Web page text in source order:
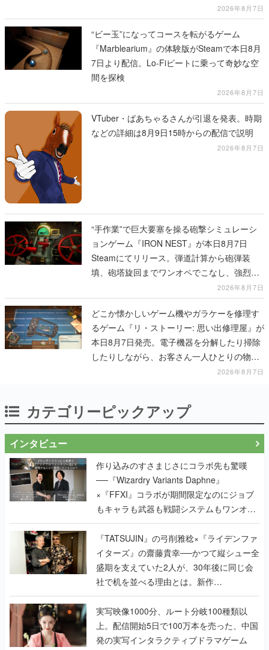
2026年8月7日
“ビー玉”になってコースを転がるゲーム
『Marblearium』の体験版がSteamで本日8月
7日より配信。Lo-Fiビートに乗って奇妙な空
間を探検
2026年8月7日
VTuber・ばあちゃるさんが引退を発表。時期
などの詳細は8月9日15時からの配信で説明
2026年8月7日
“手作業”で巨大要塞を操る砲撃シミュレーシ
ョンゲーム『IRON NEST』が本日8月7日
Steamにてリリース。弾道計算から砲弾装
填、砲塔旋回までワンオペでこなし、強烈な
一撃をブチかませるロマンある作品2026年8月7日
どこか懐かしいゲーム機やガラケーを修理す
るゲーム『リ・ストーリー: 思い出修理屋』が
本日8月7日発売。電子機器を分解したり掃除
したりしながら、お客さん一人ひとりの物語
2026年8月7日
カテゴリーピックアップ
インタビュー
作り込みのすさまじさにコラボ先も驚嘆
──『Wizardry Variants Daphne』
×『FFXI』コラボが期間限定なのにジョブ
もキャラも武器も戦闘システムもワンオフ
で作り込まれた理由を両ディレクターに聞
く
『TATSUJIN』の弓削雅稔×『ライデンファ
イターズ』の齋藤貴幸──かつて縦シュー全
盛期を支えていた2人が、30年後に同じ会
社で机を並べる理由とは。新作
『TATSUJIN EXTREME』で初タッグを組
んだレジェンド2人に訊く開発秘話
実写映像1000分、ルート分岐100種類以
上。配信開始5日で100万本を売った、中国
発の実写インタラクティブドラマゲーム